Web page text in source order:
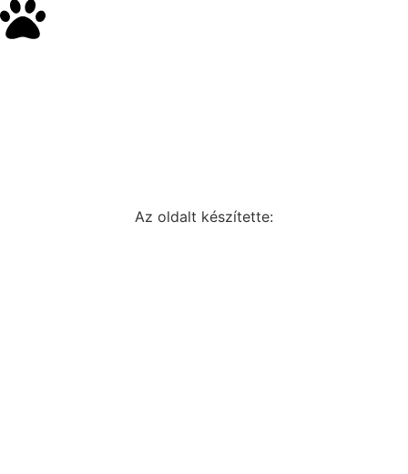
Az oldalt készítette: